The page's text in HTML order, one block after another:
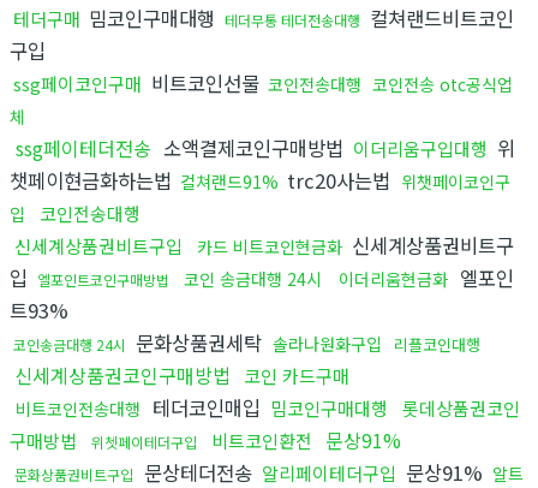
테더구매 밈코인구매대행 테더무통 테더전송대행 컬쳐랜드비트코인
구입
ssg페이코인구매 비트코인선물 코인전송대행 코인전송 otc공식업
체
ssg페이테더전송 소액결제코인구매방법 이더리움구입대행 위
챗페이현금화하는법 컬쳐랜드91% trc20사는법 위챗페이코인구
입
코인전송대행
신세계상품권비트구입
카드 비트코인현금화 신세계상품권비트구
입
엘포인트코인구매방법 코인 송금대행 24시 이더리움현금화 엘포인
트93%
코인송금대행 24시 문화상품권세탁 솔라나원화구입 리플코인대행
신세계상품권코인구매방법 코인 카드구매
비트코인전송대행 테더코인매입 밈코인구매대행
롯데상품권코인
구매방법
위쳇페이테더구입 비트코인환전 문상91%
문화상품권비트구입 문상테더전송 알리페이테더구입 문상91% 알트